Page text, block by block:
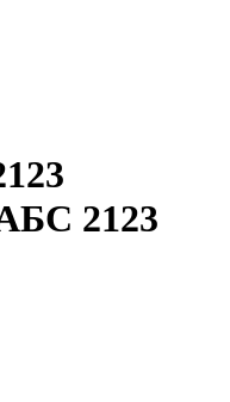
2123